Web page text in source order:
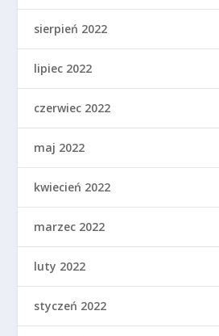
sierpień 2022
lipiec 2022
czerwiec 2022
maj 2022
kwiecień 2022
marzec 2022
luty 2022
styczeń 2022